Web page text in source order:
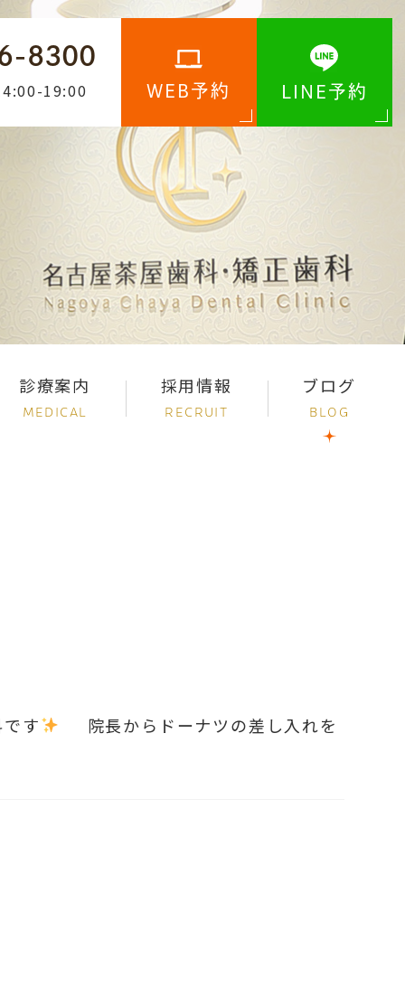
8300
19:00 WEB予約 LINE予約
診療案内
MEDICAL
採用情報
RECRUIT
ブログ
BLOG
す
院長からドーナツの差し入れを